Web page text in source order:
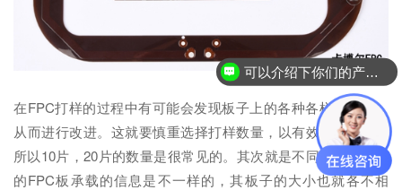
在FPC打样的过程中有可能会发现板子上的各种各样的问题，
从而进行改进。这就要慎重选择打样数量，以有效控制成本。
所以10片，20片的数量是很常见的。其次就是不同工程师设计
的FPC板承载的信息是不一样的，其板子的大小也就各不相
可以介绍下你们的产品么？